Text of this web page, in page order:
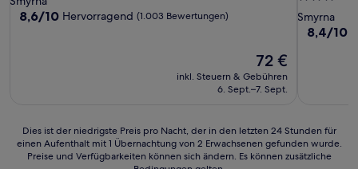
Unterkunft
8.6
8,6/10 Hervorragend (1.003 Bewertungen)
Der
Preis
beträgt
72 €
inkl. Steuern & Gebühren
6. Sept.–7. Sept.
Sterne-
Smyrna
8.4
8,4/10
Dies
ist
Dies ist der niedrigste Preis pro Nacht, der in den letzten 24 Stunden für
einen Aufenthalt mit 1 Übernachtung von 2 Erwachsenen gefunden wurde.
Preise und Verfügbarkeiten können sich ändern. Es können zusätzliche